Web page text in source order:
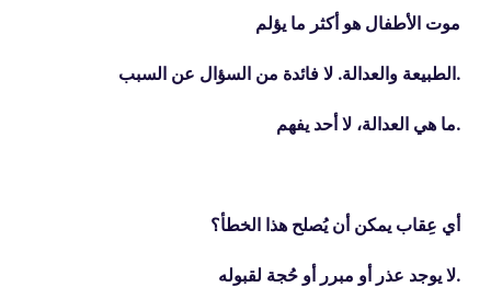
موت الأطفال هو أكثر ما يؤلم
الطبيعة والعدالة. لا فائدة من السؤال عن السبب.
ما هي العدالة، لا أحد يفهم .
أي عِقاب يمكن أن يُصلح هذا الخطأ؟
لا يوجد عذر أو مبرر أو حُجة لقبوله.